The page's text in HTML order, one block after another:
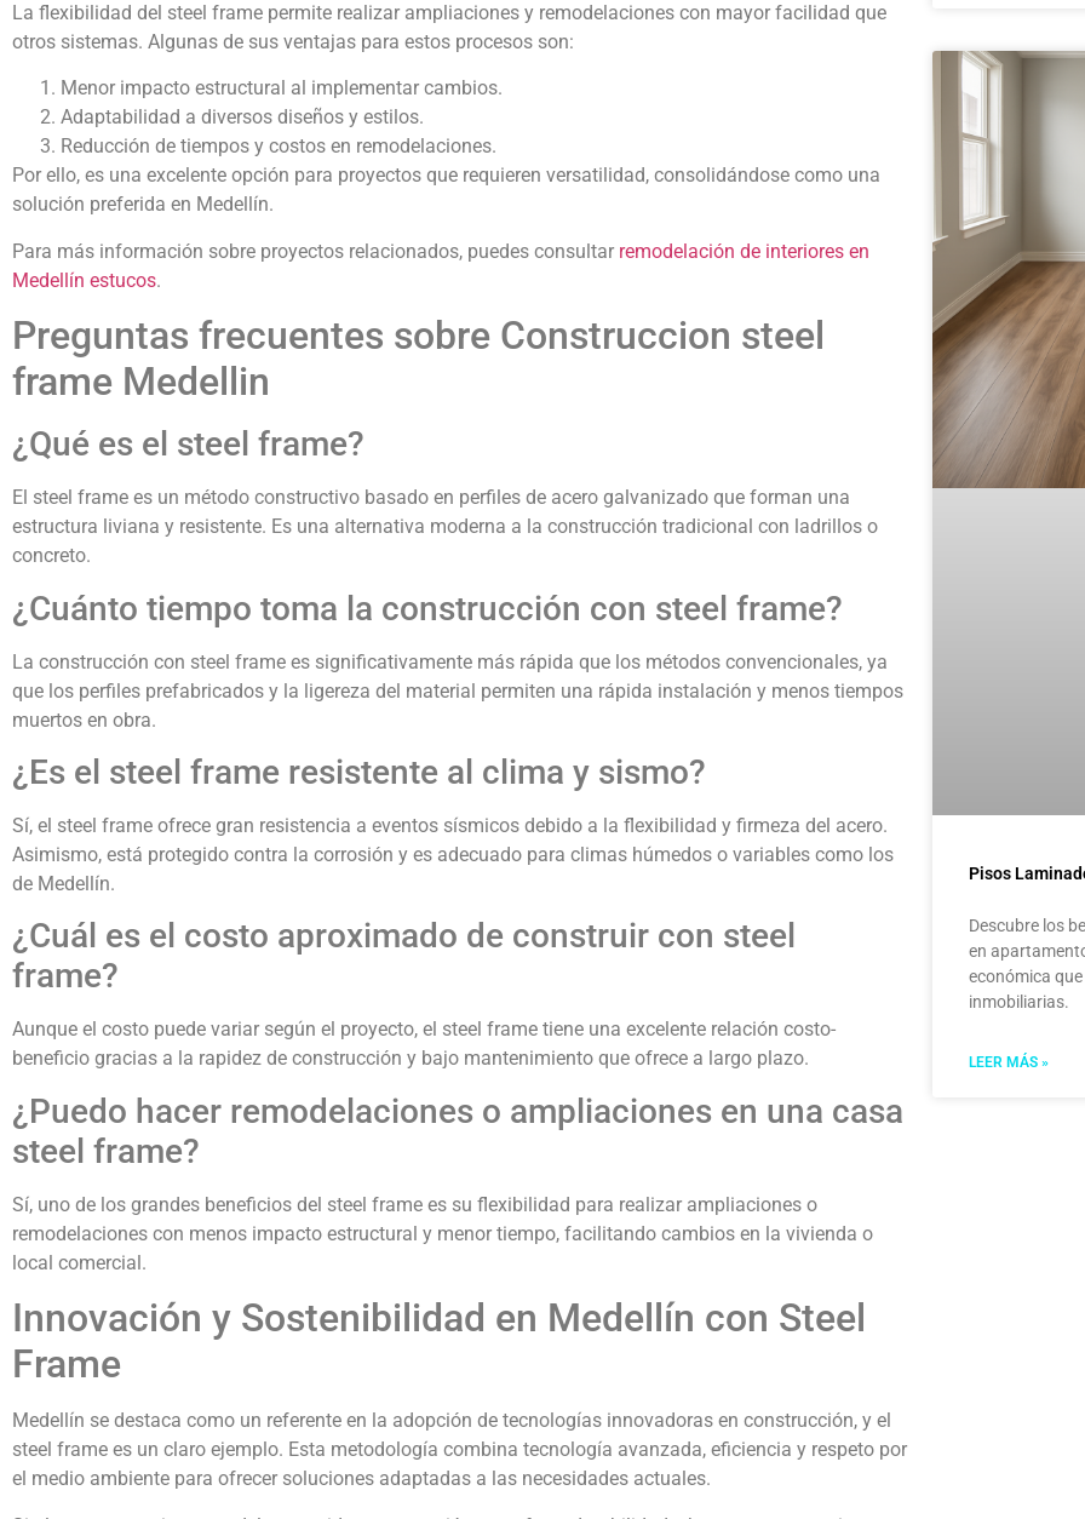
La flexibilidad del steel frame permite realizar ampliaciones y remodelaciones con mayor facilidad que
otros sistemas. Algunas de sus ventajas para estos procesos son:
Menor impacto estructural al implementar cambios.
Adaptabilidad a diversos diseños y estilos.
Reducción de tiempos y costos en remodelaciones.
Por ello, es una excelente opción para proyectos que requieren versatilidad, consolidándose como una
solución preferida en Medellín.
Para más información sobre proyectos relacionados, puedes consultar remodelación de interiores en
Medellín estucos.
Preguntas frecuentes sobre Construccion steel
frame Medellin
¿Qué es el steel frame?
El steel frame es un método constructivo basado en perfiles de acero galvanizado que forman una
estructura liviana y resistente. Es una alternativa moderna a la construcción tradicional con ladrillos o
concreto.
¿Cuánto tiempo toma la construcción con steel frame?
La construcción con steel frame es significativamente más rápida que los métodos convencionales, ya
que los perfiles prefabricados y la ligereza del material permiten una rápida instalación y menos tiempos
muertos en obra.
¿Es el steel frame resistente al clima y sismo?
Sí, el steel frame ofrece gran resistencia a eventos sísmicos debido a la flexibilidad y firmeza del acero.
Asimismo, está protegido contra la corrosión y es adecuado para climas húmedos o variables como los
de Medellín.
¿Cuál es el costo aproximado de construir con steel
frame?
Aunque el costo puede variar según el proyecto, el steel frame tiene una excelente relación costo-
beneficio gracias a la rapidez de construcción y bajo mantenimiento que ofrece a largo plazo.
¿Puedo hacer remodelaciones o ampliaciones en una casa
steel frame?
Sí, uno de los grandes beneficios del steel frame es su flexibilidad para realizar ampliaciones o
remodelaciones con menos impacto estructural y menor tiempo, facilitando cambios en la vivienda o
local comercial.
Innovación y Sostenibilidad en Medellín con Steel
Frame
Medellín se destaca como un referente en la adopción de tecnologías innovadoras en construcción, y el
steel frame es un claro ejemplo. Esta metodología combina tecnología avanzada, eficiencia y respeto por
el medio ambiente para ofrecer soluciones adaptadas a las necesidades actuales.
Pisos
Descubre los
en
económica
inmobiliarias.
LEER MÁS »